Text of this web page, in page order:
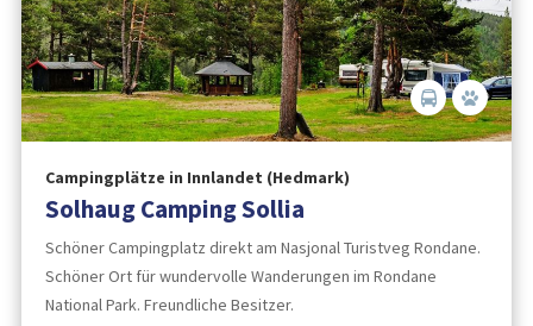
Campingplätze in Innlandet (Hedmark)
Solhaug Camping Sollia
Schöner Campingplatz direkt am Nasjonal Turistveg Rondane.
Schöner Ort für wundervolle Wanderungen im Rondane
National Park. Freundliche Besitzer.